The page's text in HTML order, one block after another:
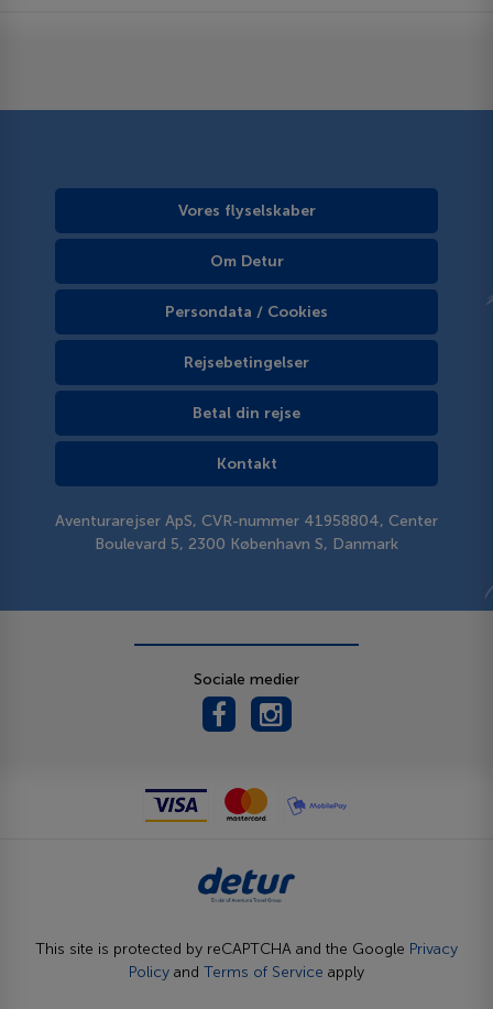
Vores flyselskaber
Om Detur
Persondata / Cookies
Rejsebetingelser
Betal din rejse
Kontakt
Aventurarejser ApS, CVR-nummer 41958804, Center
Boulevard 5, 2300 København S, Danmark
Sociale medier
This site is protected by reCAPTCHA and the Google Privacy
Policy and Terms of Service apply